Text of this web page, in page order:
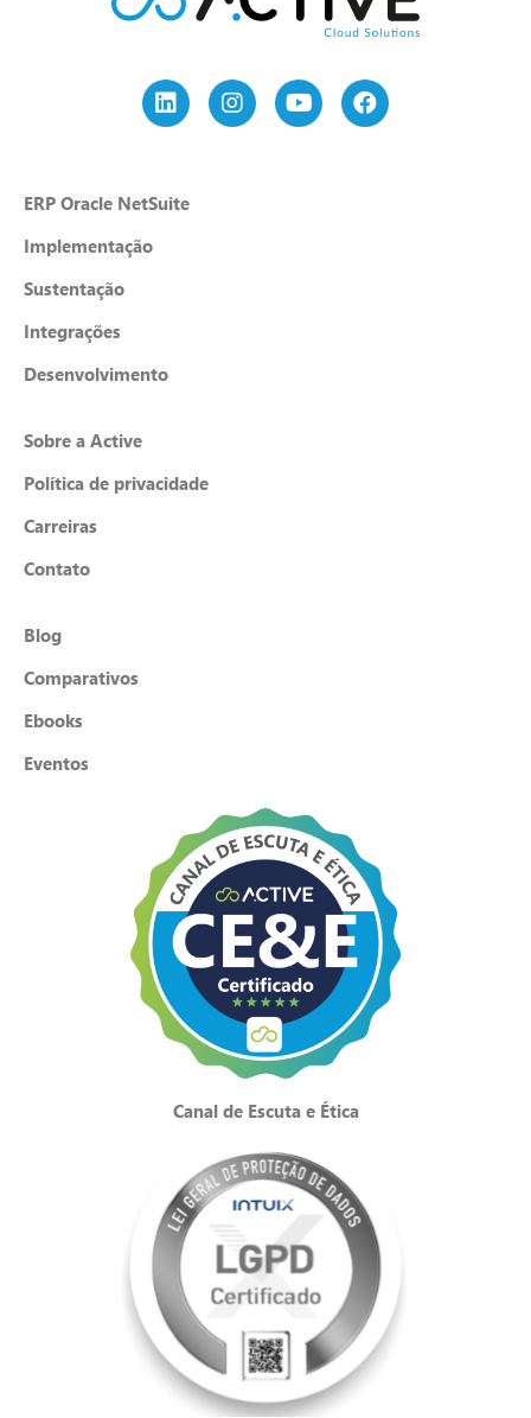
ERP Oracle NetSuite
Implementação
Sustentação
Integrações
Desenvolvimento
Sobre a Active
Política de privacidade
Carreiras
Contato
Blog
Comparativos
Ebooks
Eventos
Canal de Escuta e Ética